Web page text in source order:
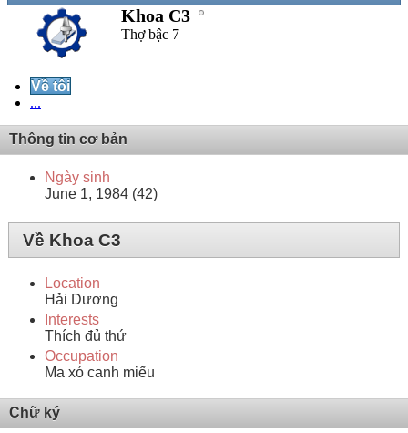
Khoa C3
Thợ bậc 7
Về tôi
...
Thông tin cơ bản
Ngày sinh
June 1, 1984 (42)
Về Khoa C3
Location
Hải Dương
Interests
Thích đủ thứ
Occupation
Ma xó canh miếu
Chữ ký